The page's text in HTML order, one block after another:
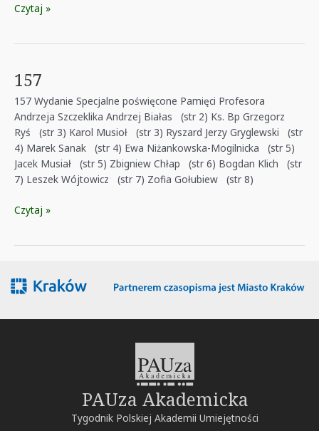
158
Czytaj »
157
157 Wydanie Specjalne poświęcone Pamięci Profesora
Andrzeja Szczeklika Andrzej Białas (str 2) Ks. Bp Grzegorz
Ryś (str 3) Karol Musioł (str 3) Ryszard Jerzy Gryglewski (str
4) Marek Sanak (str 4) Ewa Niżankowska-Mogilnicka (str 5)
Jacek Musiał (str 5) Zbigniew Chłap (str 6) Bogdan Klich (str
7) Leszek Wójtowicz (str 7) Zofia Gołubiew (str 8)
157
Czytaj »
PAUza Akademicka
Tygodnik Polskiej Akademii Umiejętności